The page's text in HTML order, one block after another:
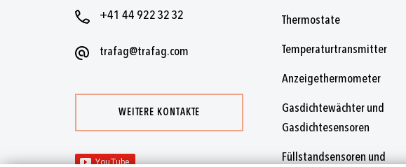
+41 44 922 32 32
trafag@trafag.com
WEITERE KONTAKTE
Thermostate
Temperaturtransmitter
Anzeigethermometer
Gasdichtewächter und
Gasdichtesensoren
Füllstandsensoren und